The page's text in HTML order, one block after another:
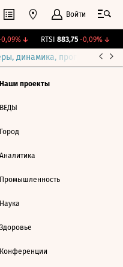
Войти
↓ RTSI 883,75 -0,09%↓
динамика, прогнозы
Наши проекты
ВЕДЫ
Город
Аналитика
Промышленность
Наука
Здоровье
Конференции